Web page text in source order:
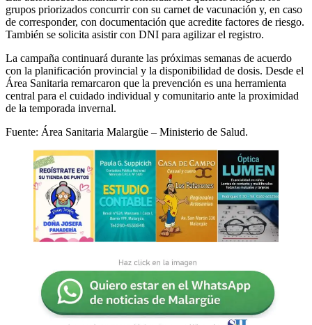
grupos priorizados concurrir con su carnet de vacunación y, en caso
de corresponder, con documentación que acredite factores de riesgo.
También se solicita asistir con DNI para agilizar el registro.
La campaña continuará durante las próximas semanas de acuerdo
con la planificación provincial y la disponibilidad de dosis. Desde el
Área Sanitaria remarcaron que la prevención es una herramienta
central para el cuidado individual y comunitario ante la proximidad
de la temporada invernal.
Fuente: Área Sanitaria Malargüe – Ministerio de Salud.